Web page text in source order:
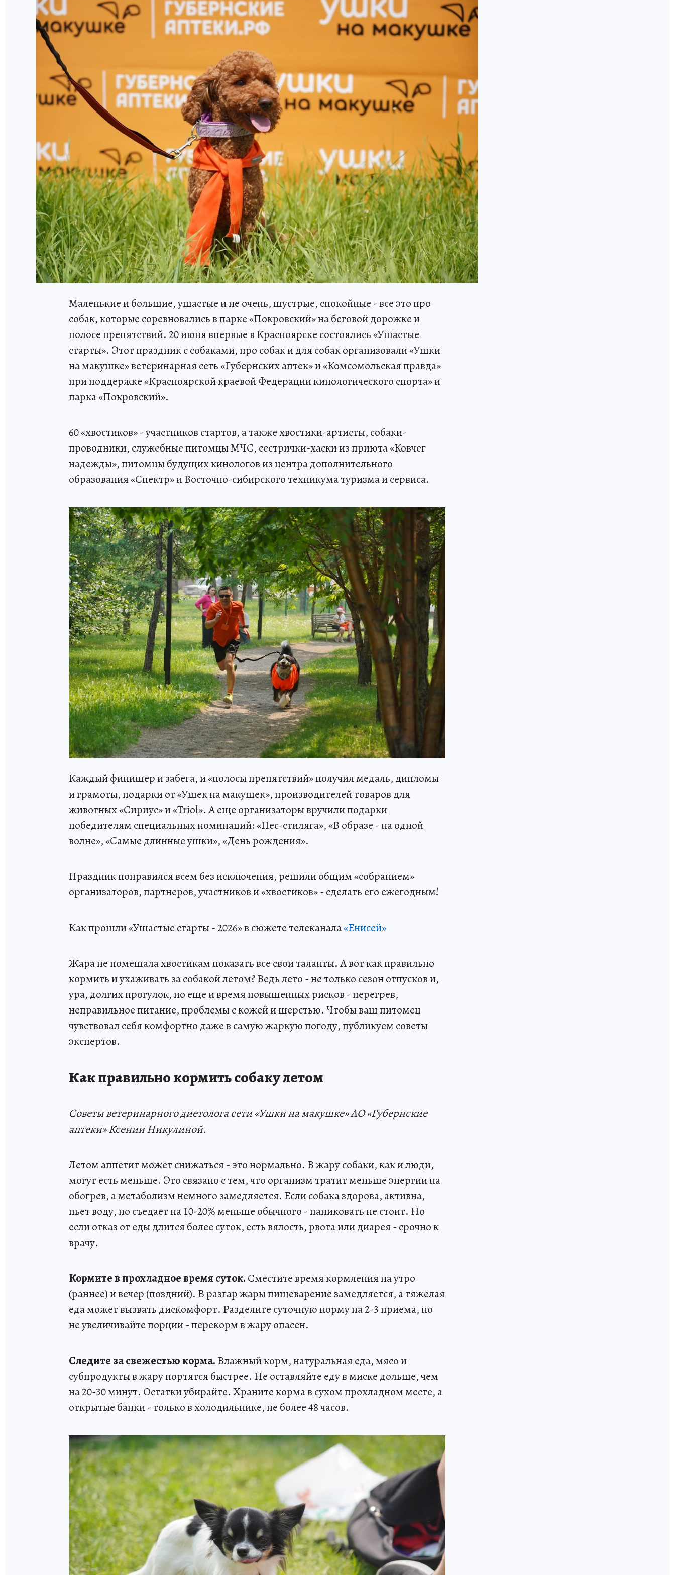
Маленькие и большие, ушастые и не очень, шустрые, спокойные - все это про
собак, которые соревновались в парке «Покровский» на беговой дорожке и
полосе препятствий. 20 июня впервые в Красноярске состоялись «Ушастые
старты». Этот праздник с собаками, про собак и для собак организовали «Ушки
на макушке» ветеринарная сеть «Губернских аптек» и «Комсомольская правда»
при поддержке «Красноярской краевой Федерации кинологического спорта» и
парка «Покровский».
60 «хвостиков» - участников стартов, а также хвостики-артисты, собаки-
проводники, служебные питомцы МЧС, сестрички-хаски из приюта «Ковчег
надежды», питомцы будущих кинологов из центра дополнительного
образования «Спектр» и Восточно-сибирского техникума туризма и сервиса.
Каждый финишер и забега, и «полосы препятствий» получил медаль, дипломы
и грамоты, подарки от «Ушек на макушек», производителей товаров для
животных «Сириус» и «Triol». А еще организаторы вручили подарки
победителям специальных номинаций: «Пес-стиляга», «В образе - на одной
волне», «Самые длинные ушки», «День рождения».
Праздник понравился всем без исключения, решили общим «собранием»
организаторов, партнеров, участников и «хвостиков» - сделать его ежегодным!
Как прошли «Ушастые старты - 2026» в сюжете телеканала«Енисей»
Жара не помешала хвостикам показать все свои таланты. А вот как правильно
кормить и ухаживать за собакой летом? Ведь лето - не только сезон отпусков и,
ура, долгих прогулок, но еще и время повышенных рисков - перегрев,
неправильное питание, проблемы с кожей и шерстью. Чтобы ваш питомец
чувствовал себя комфортно даже в самую жаркую погоду, публикуем советы
экспертов.
Как правильно кормить собаку летом
Советы ветеринарного диетолога сети «Ушки на макушке» АО «Губернские
аптеки» Ксении Никулиной.
Летом аппетит может снижаться - это нормально. В жару собаки, как и люди,
могут есть меньше. Это связано с тем, что организм тратит меньше энергии на
обогрев, а метаболизм немного замедляется. Если собака здорова, активна,
пьет воду, но съедает на 10-20% меньше обычного - паниковать не стоит. Но
если отказ от еды длится более суток, есть вялость, рвота или диарея - срочно к
врачу.
Кормите в прохладное время суток. Сместите время кормления на утро
(раннее) и вечер (поздний). В разгар жары пищеварение замедляется, а тяжелая
еда может вызвать дискомфорт. Разделите суточную норму на 2-3 приема, но
не увеличивайте порции - перекорм в жару опасен.
Следите за свежестью корма. Влажный корм, натуральная еда, мясо и
субпродукты в жару портятся быстрее. Не оставляйте еду в миске дольше, чем
на 20-30 минут. Остатки убирайте. Храните корма в сухом прохладном месте, а
открытые банки - только в холодильнике, не более 48 часов.